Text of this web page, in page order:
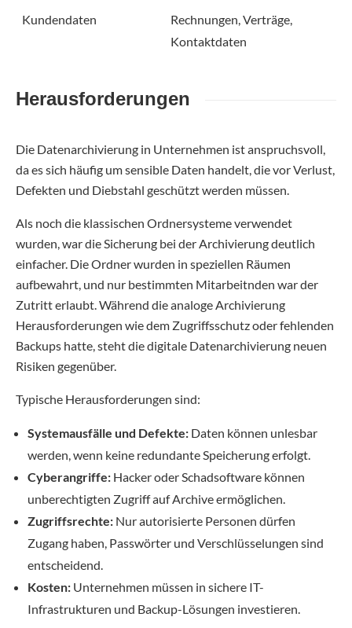
Kundendaten
Rechnungen, Verträge,
Kontaktdaten
Herausforderungen
Die Datenarchivierung in Unternehmen ist anspruchsvoll,
da es sich häufig um sensible Daten handelt, die vor Verlust,
Defekten und Diebstahl geschützt werden müssen.
Als noch die klassischen Ordnersysteme verwendet
wurden, war die Sicherung bei der Archivierung deutlich
einfacher. Die Ordner wurden in speziellen Räumen
aufbewahrt, und nur bestimmten Mitarbeitnden war der
Zutritt erlaubt. Während die analoge Archivierung
Herausforderungen wie dem Zugriffsschutz oder fehlenden
Backups hatte, steht die digitale Datenarchivierung neuen
Risiken gegenüber.
Typische Herausforderungen sind:
Systemausfälle und Defekte: Daten können unlesbar
werden, wenn keine redundante Speicherung erfolgt.
Cyberangriffe: Hacker oder Schadsoftware können
unberechtigten Zugriff auf Archive ermöglichen.
Zugriffsrechte: Nur autorisierte Personen dürfen
Zugang haben, Passwörter und Verschlüsselungen sind
entscheidend.
Kosten: Unternehmen müssen in sichere IT-
Infrastrukturen und Backup-Lösungen investieren.